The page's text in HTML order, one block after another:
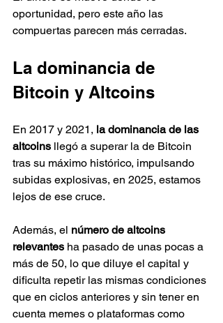
oportunidad, pero este año las
compuertas parecen más cerradas.
La dominancia de
Bitcoin y Altcoins
En 2017 y 2021, la dominancia de las
altcoins llegó a superar la de Bitcoin
tras su máximo histórico, impulsando
subidas explosivas, en 2025, estamos
lejos de ese cruce.
Además, el número de altcoins
relevantes ha pasado de unas pocas a
más de 50, lo que diluye el capital y
dificulta repetir las mismas condiciones
que en ciclos anteriores y sin tener en
cuenta memes o plataformas como